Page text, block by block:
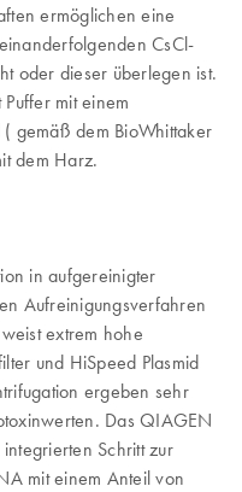
ermöglichen eine
CsCl-
oder dieser überlegen ist.
mit einem
gemäß dem BioWhittaker
dem Harz.
in aufgereinigter
Aufreinigungsverfahren
extrem hohe
und HiSpeed Plasmid
ergeben sehr
Das QIAGEN
Schritt zur
mit einem Anteil von